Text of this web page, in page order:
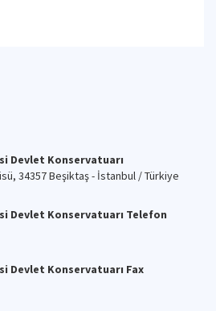
Devlet Konservatuarı
34357 Beşiktaş - İstanbul / Türkiye
Devlet Konservatuarı Telefon
Devlet Konservatuarı Fax